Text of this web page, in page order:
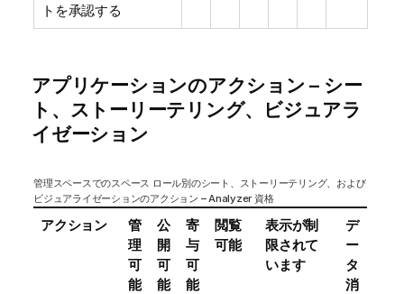
トを承認する
アプリケーションのアクション – シー
ト、ストーリーテリング、ビジュアラ
イゼーション
管理スペースでのスペース ロール別のシート、ストーリーテリング、および
ビジュアライゼーションのアクション – Analyzer 資格
アクション
管
理
可
能
公
開
可
能
寄
与
可
能
閲覧
可能
表示が制
限されて
います
デ
ー
タ
消